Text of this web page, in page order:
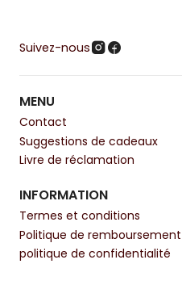
Suivez-nous
MENU
Contact
Suggestions de cadeaux
Livre de réclamation
INFORMATION
Termes et conditions
Politique de remboursement
politique de confidentialité